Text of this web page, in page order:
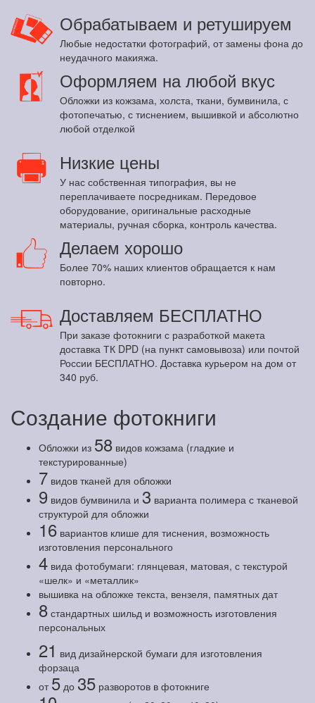
Обрабатываем и ретушируем
Любые недостатки фотографий, от замены фона до
неудачного макияжа.
Оформляем на любой вкус
Обложки из кожзама, холста, ткани, бумвинила, с
фотопечатью, с тиснением, вышивкой и абсолютно
любой отделкой
Низкие цены
У нас собственная типография, вы не
переплачиваете посредникам. Передовое
оборудование, оригинальные расходные
материалы, ручная сборка, контроль качества.
Делаем хорошо
Более 70% наших клиентов обращается к нам
повторно.
Доставляем БЕСПЛАТНО
При заказе фотокниги с разработкой макета
доставка ТК DPD (на пункт самовывоза) или почтой
России БЕСПЛАТНО. Доставка курьером на дом от
340 руб.
Создание фотокниги
Обложки из 58 видов кожзама (гладкие и
текстурированные)
7 видов тканей для обложки
9 видов бумвинила и 3 варианта полимера с тканевой
структурой для обложки
16 вариантов клише для тиснения, возможность
изготовления персонального
4 вида фотобумаги: глянцевая, матовая, с текстурой
«шелк» и «металлик»
вышивка на обложке текста, вензеля, памятных дат
8 стандартных шильд и возможность изготовления
персональных
21 вид дизайнерской бумаги для изготовления
форзаца
от 5 до 35 разворотов в фотокниге